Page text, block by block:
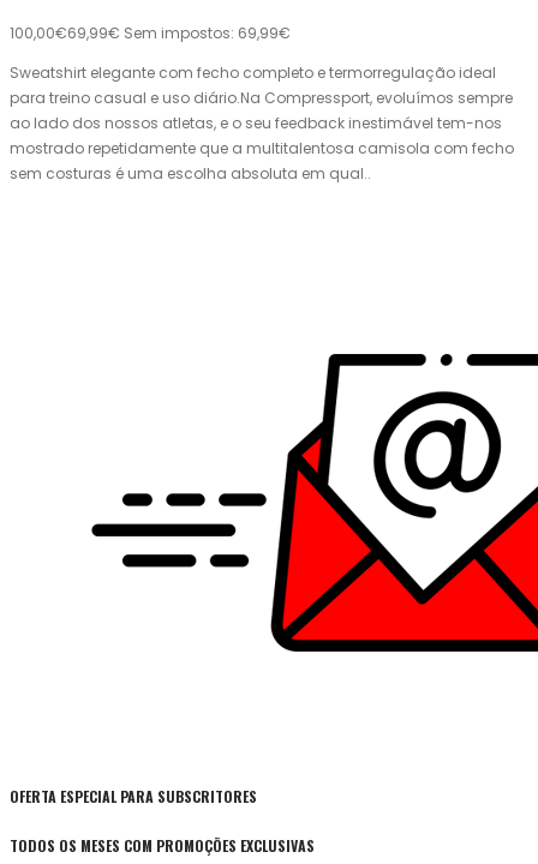
100,00€69,99€ Sem impostos: 69,99€
Sweatshirt elegante com fecho completo e termorregulação ideal
para treino casual e uso diário.Na Compressport, evoluímos sempre
ao lado dos nossos atletas, e o seu feedback inestimável tem-nos
mostrado repetidamente que a multitalentosa camisola com fecho
sem costuras é uma escolha absoluta em qual..
OFERTA ESPECIAL PARA SUBSCRITORES
TODOS OS MESES COM PROMOÇÕES EXCLUSIVAS